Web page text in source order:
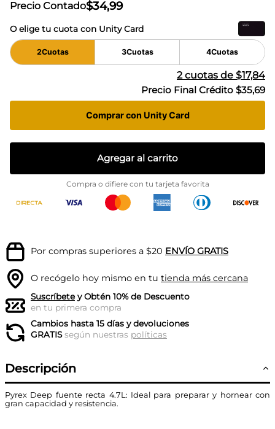
Precio Contado$34,99
O elige tu cuota con Unity Card
2Cuotas 3Cuotas 4Cuotas
2cuotas de $17,84
Precio Final Crédito $35,69
Comprar con Unity Card
Agregar al carrito
Compra o difiere con tu tarjeta favorita
Por compras superiores a $20 ENVÍO GRATIS
O recógelo hoy mismo en tu tienda más cercana
Suscríbetey Obtén 10% de Descuento
en tu primera compra
Cambios hasta 15 días y devoluciones
GRATISsegún nuestras políticas
Descripción
Pyrex Deep fuente recta 4.7L: Ideal para preparar y hornear con
gran capacidad y resistencia.